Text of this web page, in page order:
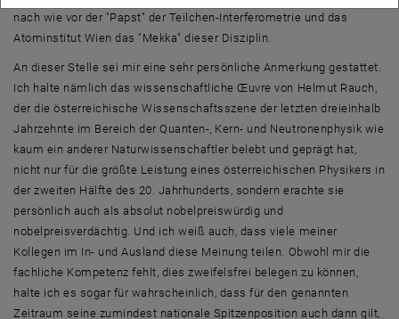
nach wie vor der "Papst" der Teilchen-Interferometrie und das
Atominstitut Wien das "Mekka" dieser Disziplin.
An dieser Stelle sei mir eine sehr persönliche Anmerkung gestattet.
Ich halte nämlich das wissenschaftliche Œuvre von Helmut Rauch,
der die österreichische Wissenschaftsszene der letzten dreieinhalb
Jahrzehnte im Bereich der Quanten-, Kern- und Neutronenphysik wie
kaum ein anderer Naturwissenschaftler belebt und geprägt hat,
nicht nur für die größte Leistung eines österreichischen Physikers in
der zweiten Hälfte des 20. Jahrhunderts, sondern erachte sie
persönlich auch als absolut nobelpreiswürdig und
nobelpreisverdächtig. Und ich weiß auch, dass viele meiner
Kollegen im In- und Ausland diese Meinung teilen. Obwohl mir die
fachliche Kompetenz fehlt, dies zweifelsfrei belegen zu können,
halte ich es sogar für wahrscheinlich, dass für den genannten
Zeitraum seine zumindest nationale Spitzenposition auch dann gilt,